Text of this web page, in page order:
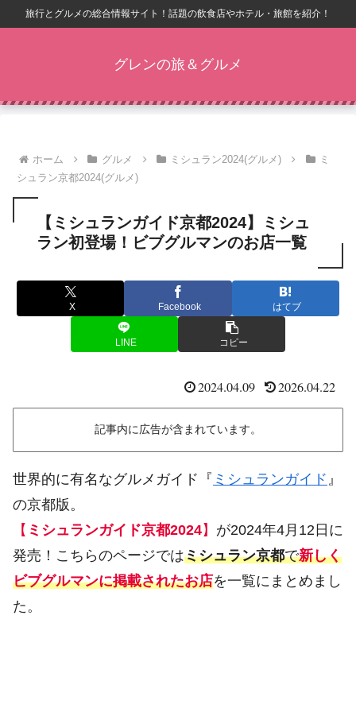
旅行とグルメの総合情報サイト！話題の飲食店やホテル・旅館を紹介！
グレンの旅＆グルメ
ホーム グルメ ミシュラン2024(グルメ)
ミ
シュラン京都2024(グルメ)
【ミシュランガイド京都2024】ミシュ
ラン初登場！ビブグルマンのお店一覧
X Facebook はてブ
LINE コピー
2024.04.09 2026.04.22
記事内に広告が含まれています。
世界的に有名なグルメガイド『 ミシュランガイド 』
の京都版。
【 ミシュランガイド京都2024】 が2024年4月12日に
発売！こちらのページではミシュラン京都で新しく
ビブグルマンに掲載されたお店を一覧にまとめまし
た。